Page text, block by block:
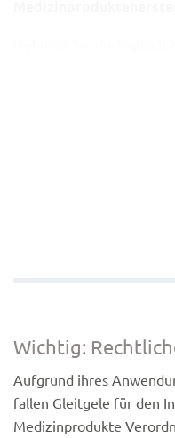
Wichtig:
Aufgrund ihres
fallen Gleitgele für den
Medizinprodukte